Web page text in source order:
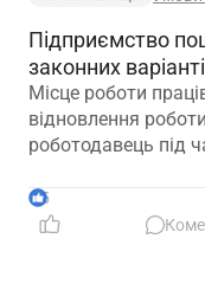
Підприємство
законних
Місце роботи
відновлення
роботодавець під
5